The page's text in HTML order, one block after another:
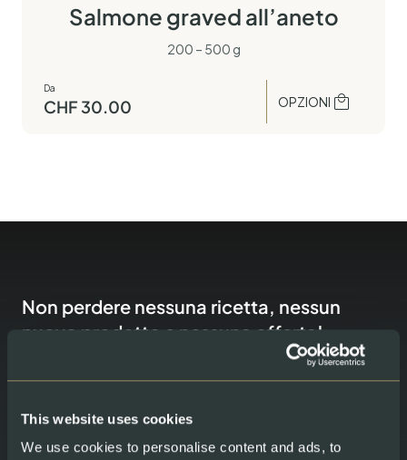
This website uses cookies
We use cookies to personalise content and ads, to
Salmone graved all’aneto
200 – 500 g
Da
CHF30.00 OPZIONI
Non perdere nessuna ricetta, nessun
nuovo prodotto e nessuna offerta!
Nuovo cliente Swiss Lachs? Iscriviti alla nostra newsletter e
riceve uno sconto del 20%, valido una sola volta, sul tuo
confezioni regalo e ai buoni regalo.